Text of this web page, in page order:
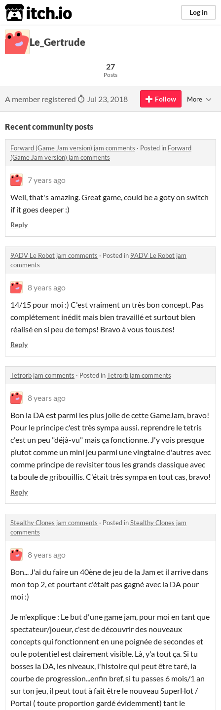
itch.io Log in
Le_Gertrude
27
Posts
A member registered Jul 23, 2018 Follow More
Recent community posts
Forward (Game Jam version) jam comments · Posted in Forward
(Game Jam version) jam comments
7 years ago
Well, that's amazing. Great game, could be a goty on switch
if it goes deeper :)
Reply
9ADV Le Robot jam comments · Posted in 9ADV Le Robot jam
comments
8 years ago
14/15 pour moi :) C'est vraiment un très bon concept. Pas
complétement inédit mais bien travaillé et surtout bien
réalisé en si peu de temps! Bravo à vous tous.tes!
Reply
Tetrorb jam comments · Posted inTetrorb jam comments
8 years ago
Bon la DA est parmi les plus jolie de cette GameJam, bravo!
Pour le principe c'est très sympa aussi. reprendre le tetris
c'est un peu "déjà-vu" mais ça fonctionne. J'y vois presque
plutot comme un mini jeu parmi une vingtaine d'autres avec
comme principe de revisiter tous les grands classique avec
ta boule de gribouillis. C'était très sympa en tout cas, bravo!
Reply
Stealthy Clones jam comments · Posted inStealthy Clones jam
comments
8 years ago
Bon... J'ai du faire un 40ène de jeu de la Jam et il arrive dans
mon top 2, et pourtant c'était pas gagné avec la DA pour
moi :)
Je m'explique : Le but d'une game jam, pour moi en tant que
spectateur/joueur, c'est de découvrir des nouveaux
concepts qui fonctionnent en une poignée de secondes et
ou le potentiel est clairement visible. Là, y'a tout ça. Si tu
bosses la DA, les niveaux, l'histoire qui peut être taré, la
courbe de progression...enfin bref, si tu passes 6 mois/1 an
sur ton jeu, il peut tout à fait être le nouveau SuperHot /
Portal ( toute proportion gardé évidemment) tant le